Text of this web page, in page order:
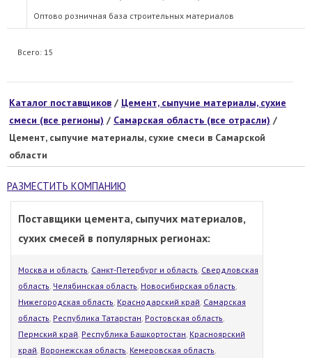
Оптово розничная база строительных материалов
Всего: 15
Каталог поставщиков / Цемент, сыпучие материалы, сухие
смеси (все регионы) / Самарская область (все отрасли) /
Цемент, сыпучие материалы, сухие смеси в Самарской
области
РАЗМЕСТИТЬ КОМПАНИЮ
Поставщики цемента, сыпучих материалов,
сухих смесей в популярных регионах:
Москва и область, Санкт-Петербург и область, Свердловская
область, Челябинская область, Новосибирская область,
Нижегородская область, Краснодарский край, Самарская
область, Республика Татарстан, Ростовская область,
Пермский край, Республика Башкортостан, Красноярский
край, Воронежская область, Кемеровская область,